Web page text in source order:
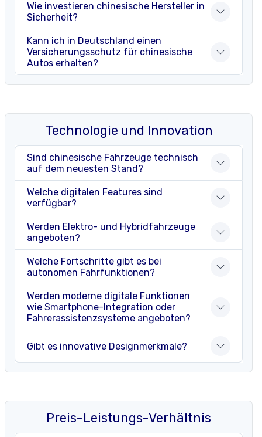
Wie investieren chinesische Hersteller in
Sicherheit?
Kann ich in Deutschland einen
Versicherungsschutz für chinesische
Autos erhalten?
Technologie und Innovation
Sind chinesische Fahrzeuge technisch
auf dem neuesten Stand?
Welche digitalen Features sind
verfügbar?
Werden Elektro- und Hybridfahrzeuge
angeboten?
Welche Fortschritte gibt es bei
autonomen Fahrfunktionen?
Werden moderne digitale Funktionen
wie Smartphone-Integration oder
Fahrerassistenzsysteme angeboten?
Gibt es innovative Designmerkmale?
Preis-Leistungs-Verhältnis